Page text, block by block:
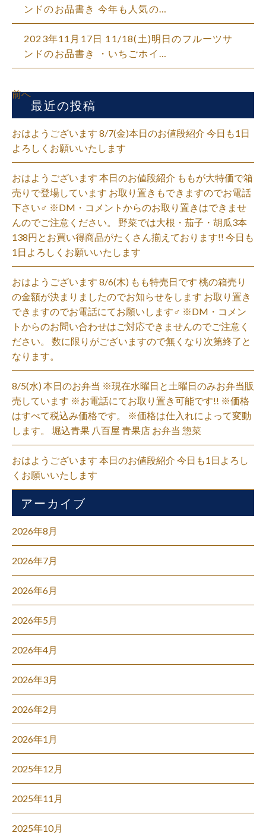
ンドのお品書き 今年も人気の…
2023年11月17日 11/18(土)明日のフルーツサ
ンドのお品書き ・いちごホイ…
前へ
最近の投稿
おはようございます 8/7(金)本日のお値段紹介 今日も1日
よろしくお願いいたします
おはようございます 本日のお値段紹介 ももが大特価で箱
売りで登場しています お取り置きもできますのでお電話
下さい‍♂️ ※DM・コメントからのお取り置きはできませ
んのでご注意ください。 野菜では大根・茄子・胡瓜3本
138円とお買い得商品がたくさん揃えております!! 今日も
1日よろしくお願いいたします
おはようございます 8/6(木) もも特売日です 桃の箱売り
の金額が決まりましたのでお知らせをします お取り置き
できますのでお電話にてお願いします‍♂️ ※DM・コメン
トからのお問い合わせはご対応できませんのでご注意く
ださい。 数に限りがございますので無くなり次第終了と
なります。
8/5(水) 本日のお弁当 ※現在水曜日と土曜日のみお弁当販
売しています ※お電話にてお取り置き可能です!! ※価格
はすべて税込み価格です。 ※価格は仕入れによって変動
します。 堀込青果 八百屋 青果店 お弁当 惣菜
おはようございます 本日のお値段紹介 今日も1日よろし
くお願いいたします
アーカイブ
2026年8月
2026年7月
2026年6月
2026年5月
2026年4月
2026年3月
2026年2月
2026年1月
2025年12月
2025年11月
2025年10月